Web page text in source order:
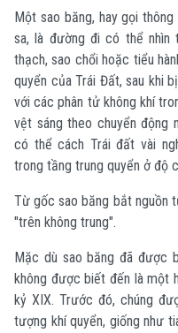
Một sao băng, hay gọi
sa, là đường đi có thể nhìn
thạch, sao chổi hoặc tiểu
quyển của Trái Đất, sau khi
với các phân tử không khí
vệt sáng theo chuyển động
có thể cách Trái đất vài
trong tầng trung quyển ở độ
Từ gốc sao băng bắt nguồn
"trên không trung".
Mặc dù sao băng đã được
không được biết đến là một
kỷ XIX. Trước đó, chúng
tượng khí quyển, giống như